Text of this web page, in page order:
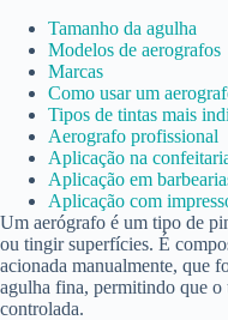
Tamanho da agulha
Modelos de aerografos
Marcas
Como usar um
Tipos de tintas mais
Aerografo profissional
Aplicação na
Aplicação em
Aplicação com
Um aerógrafo é um tipo de
ou tingir superfícies. É
acionada manualmente, que
agulha fina, permitindo que o
controlada.